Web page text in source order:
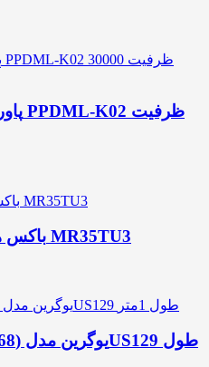
باکس هارد 3.5 اینچ بلواندلس مدل MR35TU3